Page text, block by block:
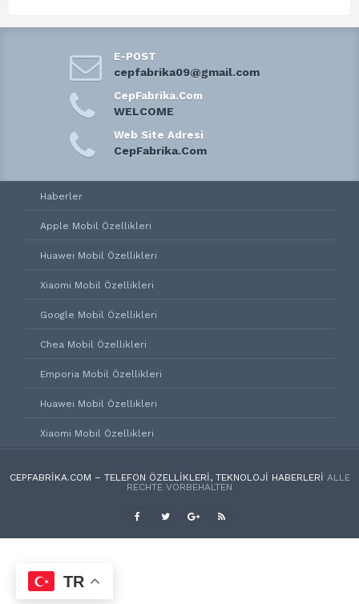
E-POST
cepfabrika09@gmail.com
CepFabrika.Com
WELCOME
Web Site Adresi
CepFabrika.Com
Haberler
Apple Mobil Özellikleri
Huawei Mobil Özellikleri
Xiaomi Mobil Özellikleri
Google Mobil Özellikleri
Chea Mobil Özellikleri
Emporia Mobil Özellikleri
Huawei Mobil Özellikleri
Xiaomi Mobil Özellikleri
CEPFABRIKA.COM – TELEFON ÖZELLIKLERI, TEKNOLOJI HABERLERI ALLE
RECHTE VORBEHALTEN
TR